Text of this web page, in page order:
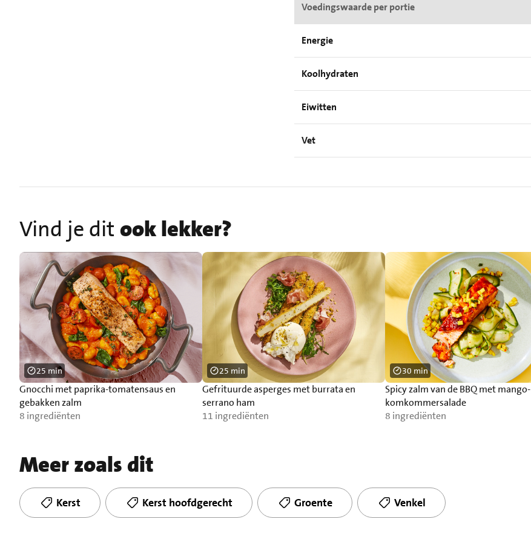
Voedingswaarde per portie
Energie
Koolhydraten
Eiwitten
Vet
Vind je ditook lekker?
Gnocchi met paprika-tomatensaus en
gebakken zalm
8 ingrediënten
25 min
Gefrituurde asperges met burrata en
serrano ham
11 ingrediënten
25 min
Spicy zalm van de BBQ met mango-
komkommersalade
8 ingrediënten
30 min
Meer zoals dit
Kerst Kerst hoofdgerecht Groente Venkel